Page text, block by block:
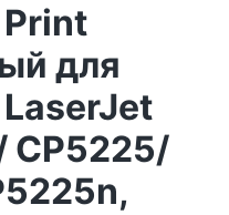
для
CP5225/